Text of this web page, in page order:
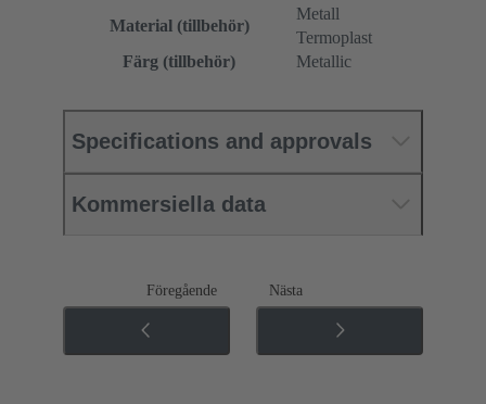
Material (tillbehör)
Metall
Termoplast
Färg (tillbehör)
Metallic
Specifications and approvals
Kommersiella data
Föregående Nästa